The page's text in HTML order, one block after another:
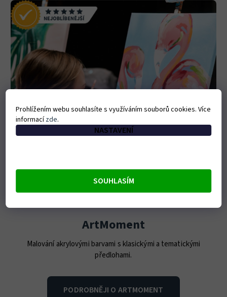
ArtMoment
Malování akrylovými barvami s klasickými a tematickými
předlohami.
PODROBNĚJI O ARTMOMENT
Prohlížením webu souhlasíte s využíváním souborů cookies. Více
informacízde.
NASTAVENÍ
SOUHLASÍM